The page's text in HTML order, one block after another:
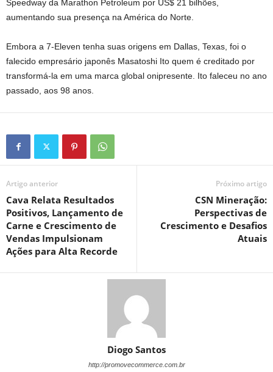
Speedway da Marathon Petroleum por US$ 21 bilhões,
aumentando sua presença na América do Norte.
Embora a 7-Eleven tenha suas origens em Dallas, Texas, foi o
falecido empresário japonês Masatoshi Ito quem é creditado por
transformá-la em uma marca global onipresente. Ito faleceu no ano
passado, aos 98 anos.
Artigo anterior
Cava Relata Resultados
Positivos, Lançamento de
Carne e Crescimento de
Vendas Impulsionam
Ações para Alta Recorde
Próximo artigo
CSN Mineração:
Perspectivas de
Crescimento e Desafios
Atuais
Diogo Santos
http://promovecommerce.com.br